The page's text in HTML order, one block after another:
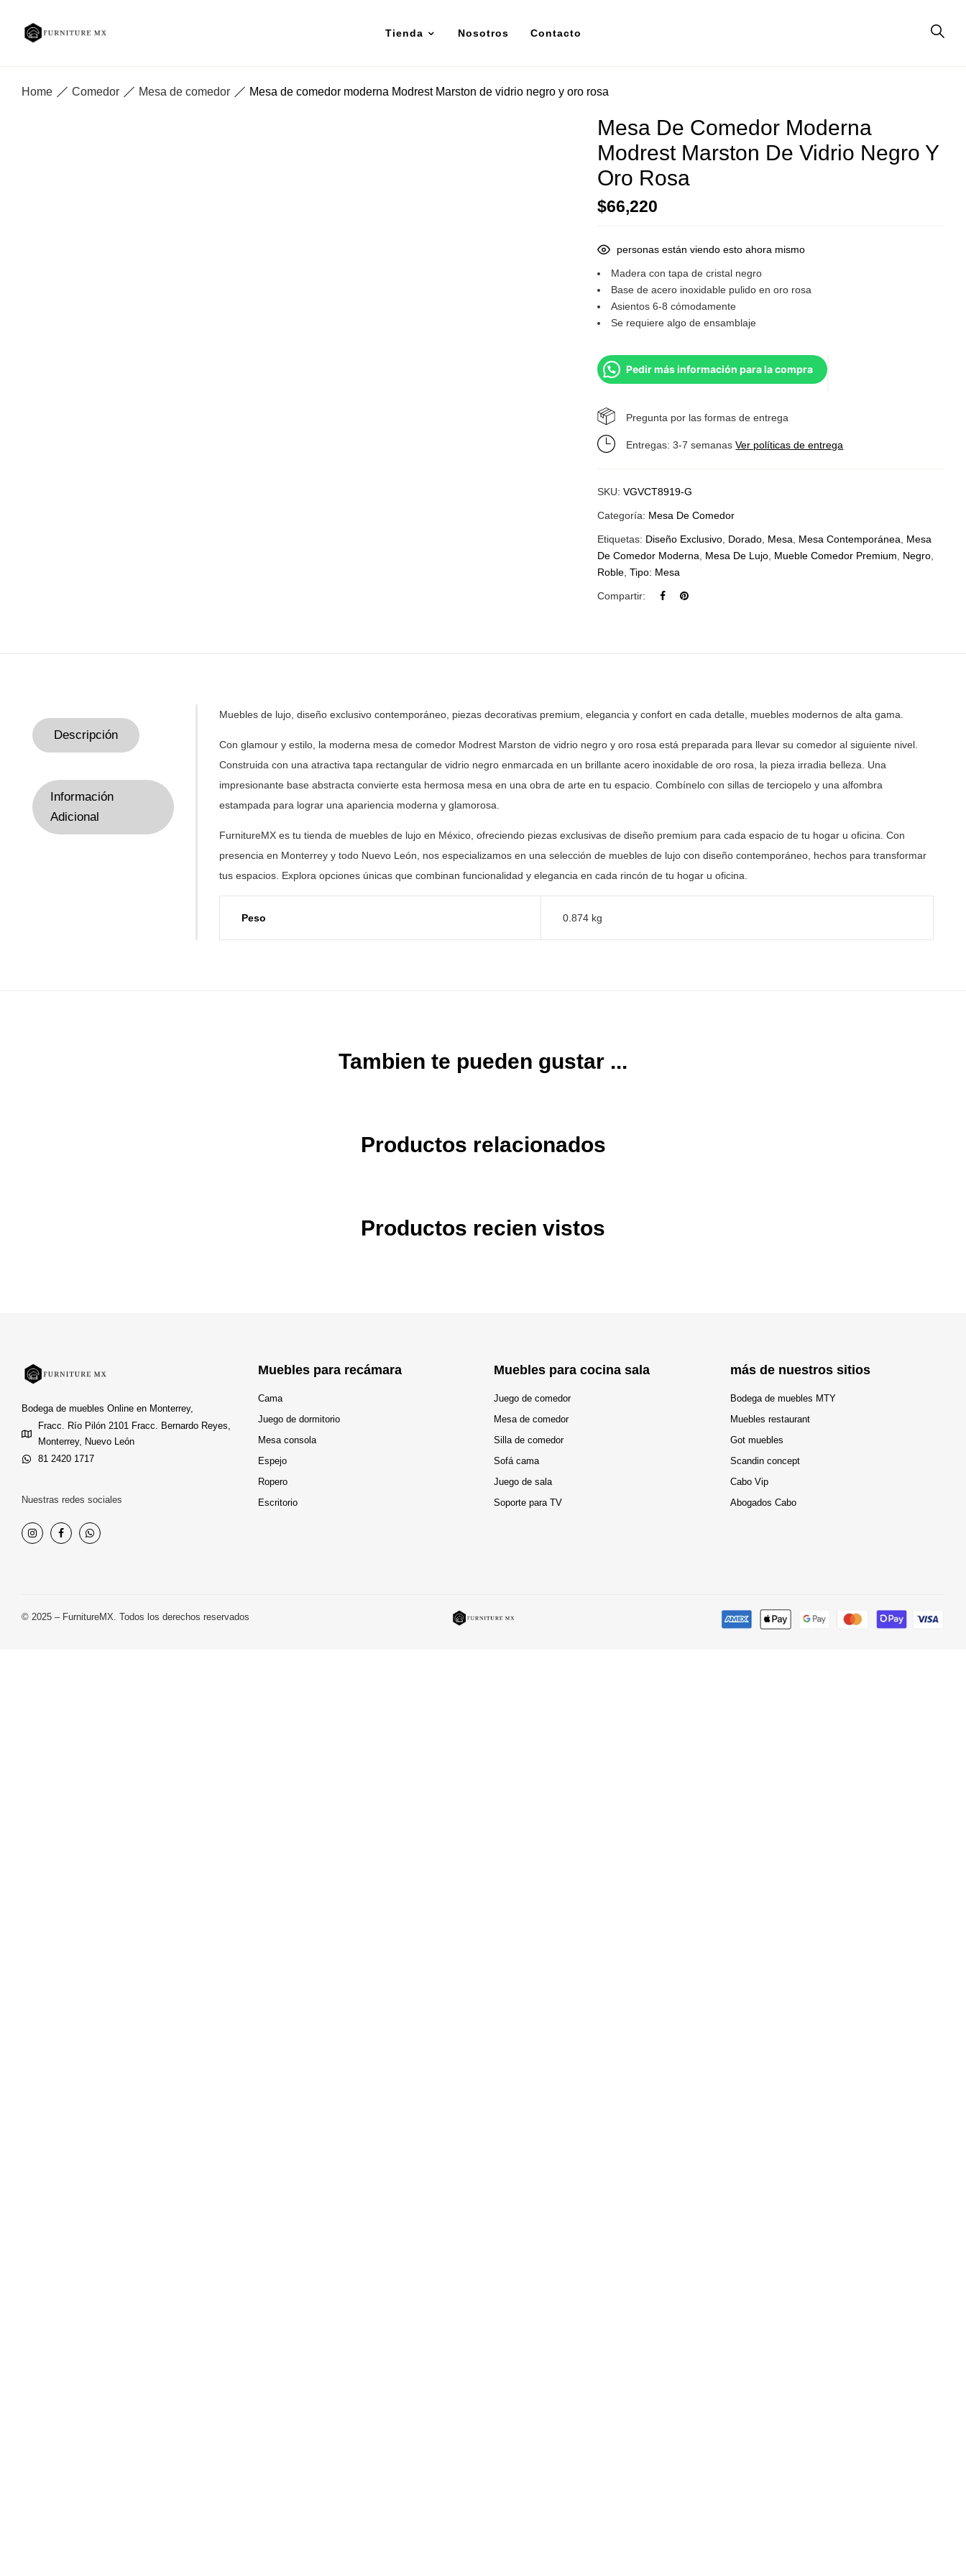
Tienda Nosotros Contacto
Home Comedor Mesa de comedor Mesa de comedor moderna Modrest Marston de vidrio negro y oro rosa
Mesa De Comedor Moderna
Modrest Marston De Vidrio Negro Y
Oro Rosa
$66,220
personas están viendo esto ahora mismo
Madera con tapa de cristal negro
Base de acero inoxidable pulido en oro rosa
Asientos 6-8 cómodamente
Se requiere algo de ensamblaje
Pedir más información para la compra
Pregunta por las formas de entrega
Entregas: 3-7 semanasVer políticas de entrega
SKU:VGVCT8919-G
Categoría: Mesa De Comedor
Etiquetas: Diseño Exclusivo Dorado Mesa Mesa Contemporánea
Mesa
De Comedor Moderna
Mesa De Lujo Mueble Comedor Premium Negro
Roble ,Tipo: Mesa
Compartir:
Descripción
Información
Adicional
Muebles de lujo, diseño exclusivo contemporáneo, piezas decorativas premium, elegancia y confort en cada detalle, muebles modernos de alta gama.
Con glamour y estilo, la moderna mesa de comedor Modrest Marston de vidrio negro y oro rosa está preparada para llevar su comedor al siguiente nivel.
Construida con una atractiva tapa rectangular de vidrio negro enmarcada en un brillante acero inoxidable de oro rosa, la pieza irradia belleza. Una
impresionante base abstracta convierte esta hermosa mesa en una obra de arte en tu espacio. Combínelo con sillas de terciopelo y una alfombra
estampada para lograr una apariencia moderna y glamorosa.
FurnitureMX es tu tienda de muebles de lujo en México, ofreciendo piezas exclusivas de diseño premium para cada espacio de tu hogar u oficina. Con
presencia en Monterrey y todo Nuevo León, nos especializamos en una selección de muebles de lujo con diseño contemporáneo, hechos para transformar
tus espacios. Explora opciones únicas que combinan funcionalidad y elegancia en cada rincón de tu hogar u oficina.
Peso 0.874 kg
Tambien te pueden gustar ...
Productos relacionados
Productos recien vistos
Bodega de muebles Online en Monterrey,
Fracc. Río Pilón 2101 Fracc. Bernardo Reyes,
Monterrey, Nuevo León
81 2420 1717
Nuestras redes sociales
Muebles para recámara
Cama
Juego de dormitorio
Mesa consola
Espejo
Ropero
Escritorio
Muebles para cocina sala
Juego de comedor
Mesa de comedor
Silla de comedor
Sofá cama
Juego de sala
Soporte para TV
más de nuestros sitios
Bodega de muebles MTY
Muebles restaurant
Got muebles
Scandin concept
Cabo Vip
Abogados Cabo
© 2025 – FurnitureMX. Todos los derechos reservados